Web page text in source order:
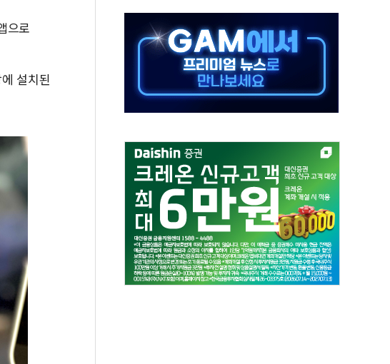
통망법'에 항의 서한…"표현의 자유 위협"
이 이끈 반등...2분기 영업이익 121% 급증
조작 의혹' 서울·경기·충북 선관위 등 추가 압수수색
들리 호텔 '키녹', 30일 2주년 기념 행사
제개편안 환영...RSU 세제지원 긍정 검토되길"
으로
설치된